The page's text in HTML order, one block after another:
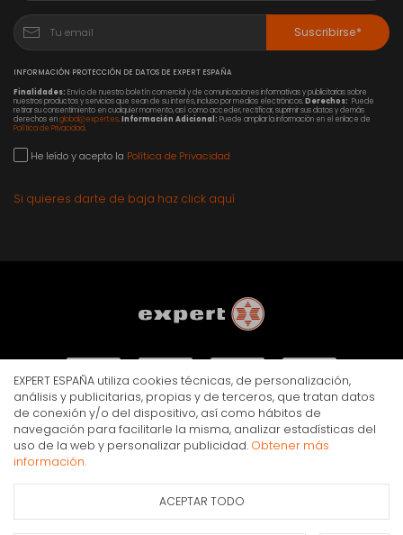
Suscribirse*
INFORMACIÓN PROTECCIÓN DE DATOS DE EXPERT ESPAÑA
Finalidades: Envío de nuestro boletín comercial y de comunicaciones informativas y publicitarias sobre
nuestros productos y servicios que sean de su interés, incluso por medios electrónicos.Derechos: Puede
retirar su consentimiento en cualquier momento, así como acceder, rectificar, suprimir sus datos y demás
derechos englobal@expert.es.Información Adicional: Puede ampliar la información en el enlace de
Política de Privacidad.
He leído y acepto la Política de Privacidad
Si quieres darte de baja haz click aquí
AVISO LEGAL POLÍTICA DE PRIVACIDAD COOKIES
© Copyright Expert 2026. Todos los derechos reservados.
EXPERT ESPAÑA utiliza cookies técnicas, de personalización,
análisis y publicitarias, propias y de terceros, que tratan datos
de conexión y/o del dispositivo, así como hábitos de
navegación para facilitarle la misma, analizar estadísticas del
uso de la web y personalizar publicidad. Obtener más
información.
ACEPTAR TODO